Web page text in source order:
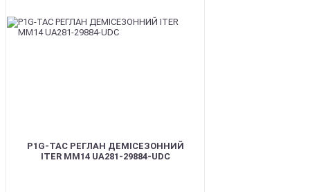
P1G-TAC РЕГЛАН ДЕМІСЕЗОННИЙ
ITER ММ14 UA281-29884-UDC